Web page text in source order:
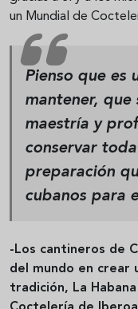
un Mundial de
Pienso que es
mantener, que
maestría y
conservar
preparación
cubanos para
-Los cantineros de
del mundo en crear
tradición, La